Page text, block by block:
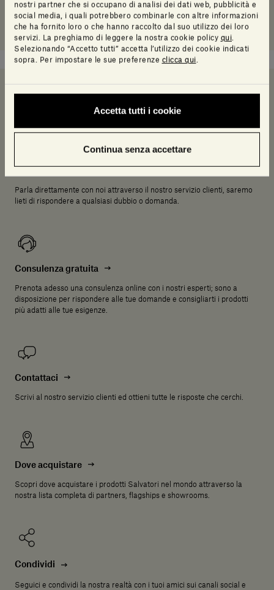
nostri partner che si occupano di analisi dei dati web, pubblicità e
social media, i quali potrebbero combinarle con altre informazioni
che ha fornito loro o che hanno raccolto dal suo utilizzo dei loro
servizi. La preghiamo di leggere la nostra cookie policy qui
Selezionando “Accetto tutti” accetta l’utilizzo dei cookie indicati
sopra. Per impostare le sue preferenze clicca qui
Accetta tutti i cookie
Continua senza accettare
Serve un aiuto a decidere?
Parla direttamente con noi attraverso il nostro servizio clienti, saremo
lieti di rispondere a qualsiasi dubbio o domanda.
Consulenza gratuita
Prenota adesso una consulenza online con i nostri esperti; sono a
disposizione per rispondere alle tue domande e consigliarti i prodotti
più adatti alle tue esigenze.
Contattaci
Scrivi al nostro servizio clienti ed ottieni tutte le risposte che cerchi.
Dove acquistare
Scopri dove acquistare i prodotti Salvatori nel mondo attraverso la
nostra lista completa di partners, flagships e showrooms.
Condividi
Seguici e condividi la nostra realtà con i tuoi amici sui canali social e